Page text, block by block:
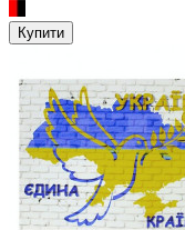
Купити